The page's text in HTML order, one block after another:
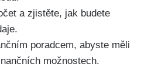
a zjistěte, jak budete
poradcem, abyste měli
možnostech.